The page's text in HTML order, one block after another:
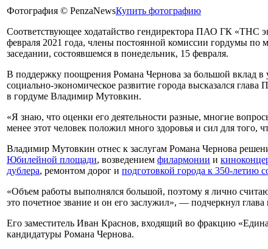
Фотография © PenzaNewsКупить фотографию
Соответствующее ходатайство гендиректора ПАО ГК «ТНС
февраля 2021 года, члены постоянной комиссии гордумы по
заседании, состоявшемся в понедельник, 15 февраля.
В поддержку поощрения Романа Чернова за большой вклад в
социально-экономическое развитие города высказался
в гордуме Владимир Мутовкин.
«Я знаю, что оценки его деятельности разные, многие
менее этот человек положил много здоровья и сил для того,
Владимир Мутовкин отнес к заслугам Романа Чернова
Юбилейной площади, возведением филармонии и
дублера, ремонтом дорог и подготовкой города к 350-летию
«Объем работы выполнялся большой, поэтому я лично
это почетное звание и он его заслужил», — подчеркнул глава
Его заместитель Иван Краснов, входящий во фракцию
кандидатуры Романа Чернова.